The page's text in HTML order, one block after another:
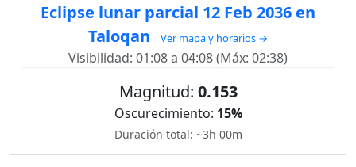
Eclipse lunar parcial 12 Feb 2036 en
Taloqan
Ver mapa y horarios →
Visibilidad: 01:08 a 04:08 (Máx: 02:38)
Magnitud: 0.153
Oscurecimiento: 15%
Duración total: ~3h 00m